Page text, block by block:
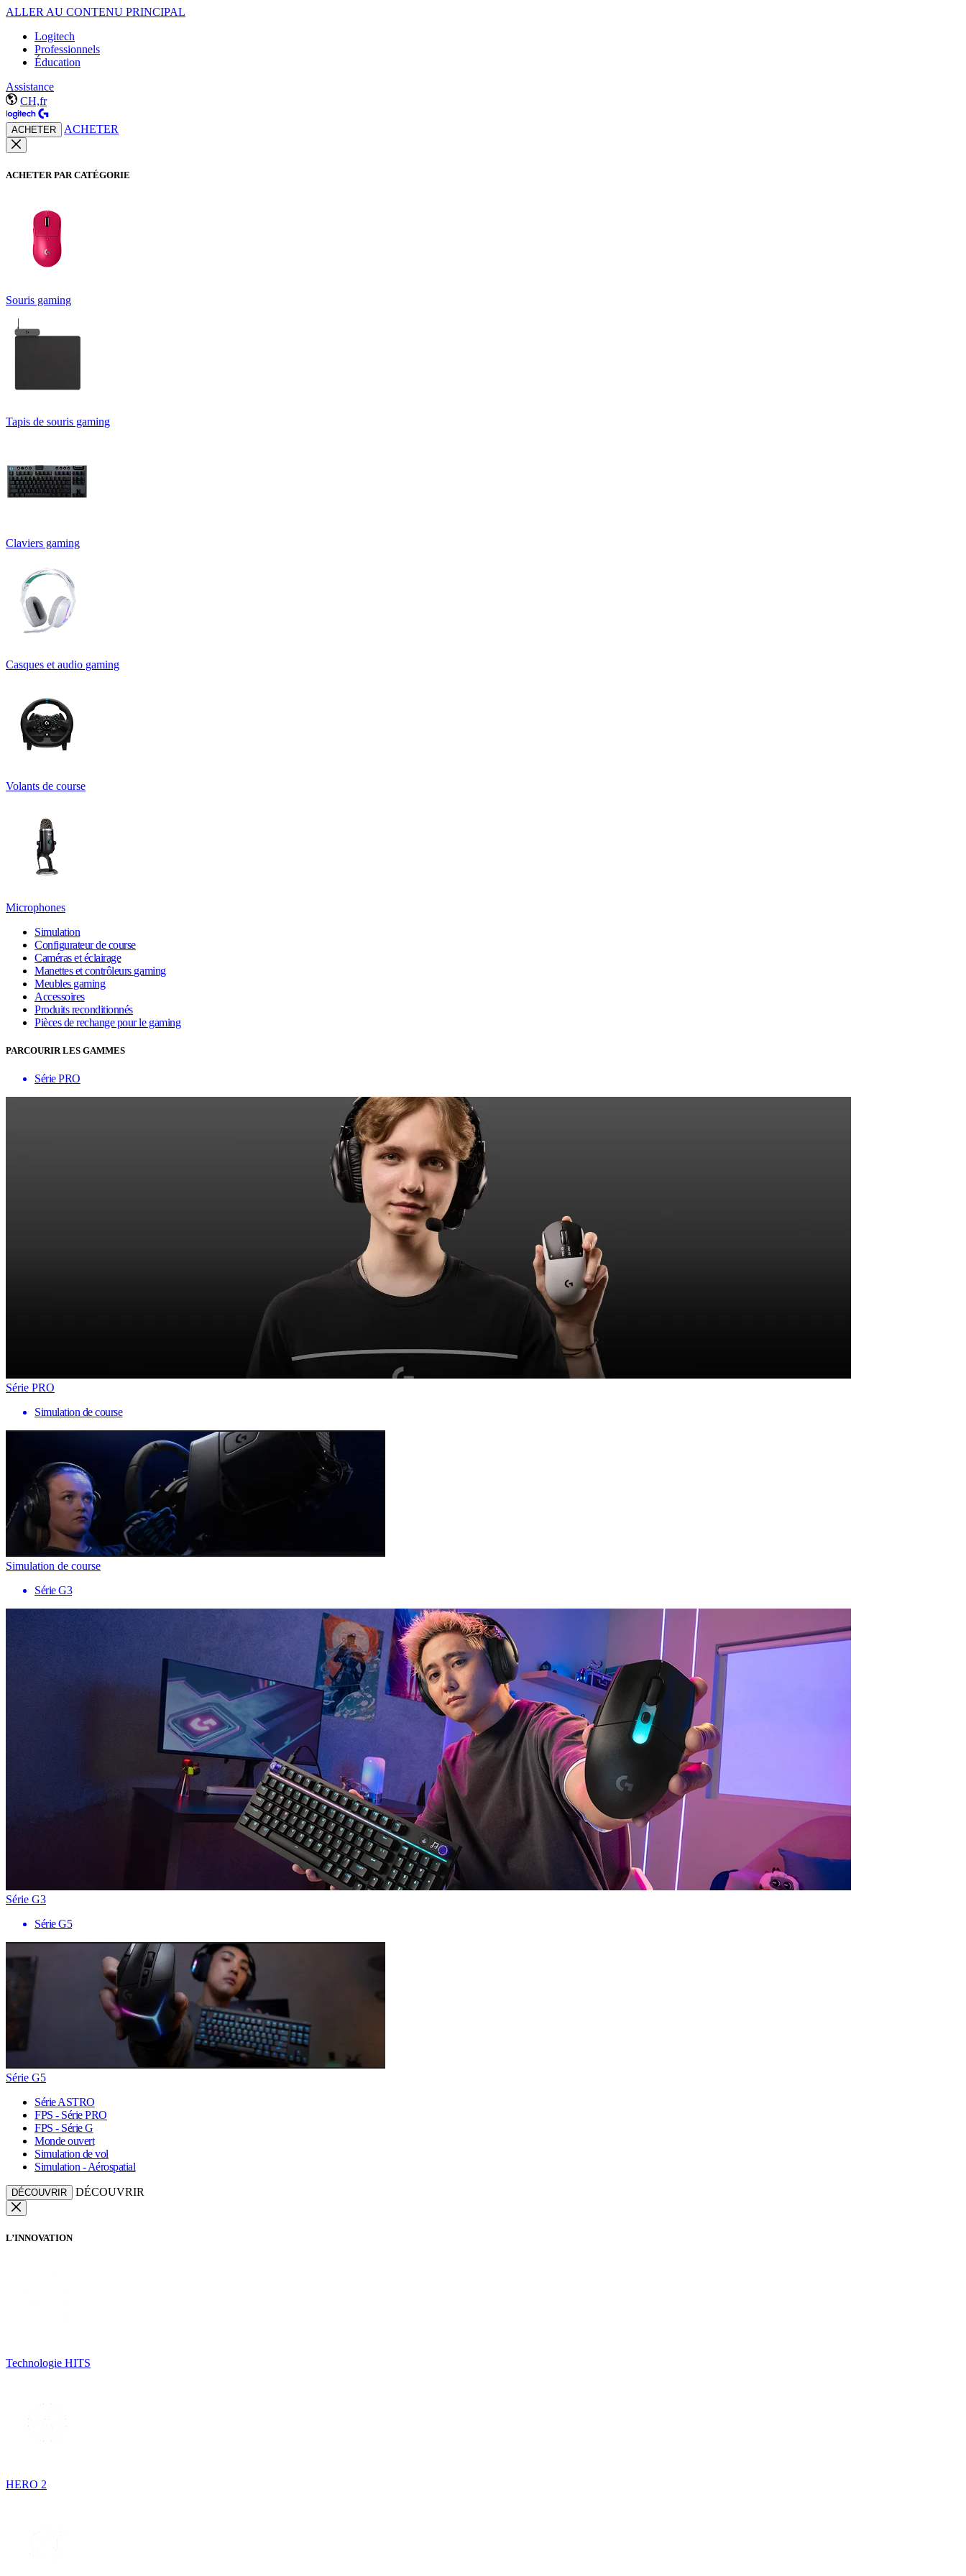
ALLER AU CONTENU PRINCIPAL
Logitech
Professionnels
Éducation
Assistance
CH,fr
ACHETER ACHETER
ACHETER PAR CATÉGORIE
Souris gaming
Tapis de souris gaming
Claviers gaming
Casques et audio gaming
Volants de course
Microphones
Simulation
Configurateur de course
Caméras et éclairage
Manettes et contrôleurs gaming
Meubles gaming
Accessoires
Produits reconditionnés
Pièces de rechange pour le gaming
PARCOURIR LES GAMMES
Série PRO
Série PRO
Simulation de course
Simulation de course
Série G3
Série G3
Série G5
Série G5
Série ASTRO
FPS - Série PRO
FPS - Série G
Monde ouvert
Simulation de vol
Simulation - Aérospatial
DÉCOUVRIR DÉCOUVRIR
L’INNOVATION
Technologie HITS
HERO 2